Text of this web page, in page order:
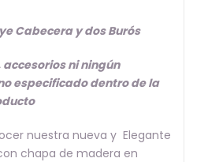
Cabecera y dos Burós
accesorios ni ningún
especificado dentro de la
nuestra nueva y Elegante
chapa de madera en